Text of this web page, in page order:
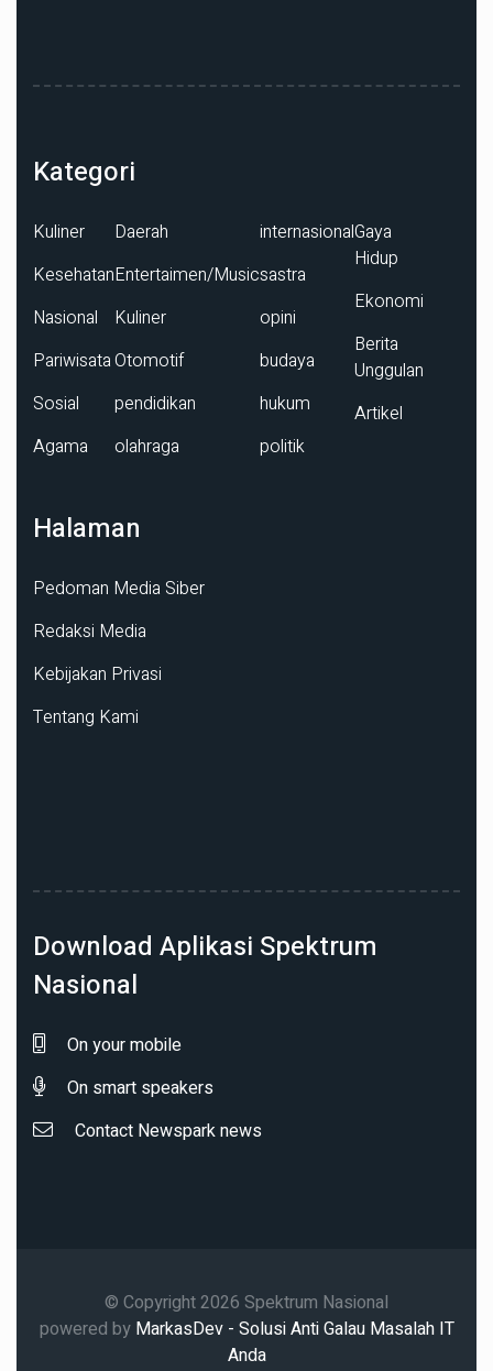
Kategori
Kuliner
Kesehatan
Nasional
Pariwisata
Sosial
Agama
Daerah
Entertaimen/Music
Kuliner
Otomotif
pendidikan
olahraga
internasional
sastra
opini
budaya
hukum
politik
Gaya
Hidup
Ekonomi
Berita
Unggulan
Artikel
Halaman
Pedoman Media Siber
Redaksi Media
Kebijakan Privasi
Tentang Kami
Download Aplikasi Spektrum
Nasional
On your mobile
On smart speakers
Contact Newspark news
© Copyright 2026 Spektrum Nasional
powered by MarkasDev - Solusi Anti Galau Masalah IT
Anda